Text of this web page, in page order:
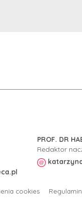
PROF. DR
Redaktor
cookies Regulamin